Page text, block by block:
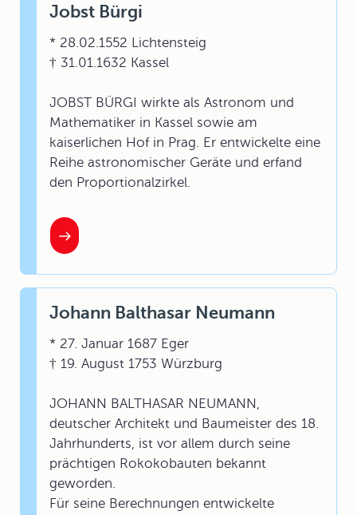
Jobst Bürgi
* 28.02.1552 Lichtensteig
† 31.01.1632 Kassel
JOBST BÜRGI wirkte als Astronom und
Mathematiker in Kassel sowie am
kaiserlichen Hof in Prag. Er entwickelte eine
Reihe astronomischer Geräte und erfand
den Proportionalzirkel.
Johann Balthasar Neumann
* 27. Januar 1687 Eger
† 19. August 1753 Würzburg
JOHANN BALTHASAR NEUMANN,
deutscher Architekt und Baumeister des 18.
Jahrhunderts, ist vor allem durch seine
prächtigen Rokokobauten bekannt
geworden.
Für seine Berechnungen entwickelte